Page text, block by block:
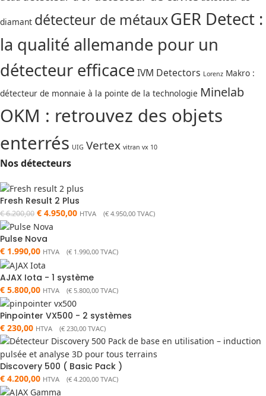
diamant détecteur de métauxGER Detect :
la qualité allemande pour un
détecteur efficace IVM Detectors Lorenz Makro :
détecteur de monnaie à la pointe de la technologie Minelab
OKM : retrouvez des objets
enterrés UIG Vertex vitran vx 10
Nos détecteurs
Fresh Result 2 Plus
€6.200,00 € 4.950,00 HTVA (€ 4.950,00 TVAC)
Pulse Nova
€ 1.990,00 HTVA (€ 1.990,00 TVAC)
AJAX Iota - 1 système
€ 5.800,00 HTVA (€ 5.800,00 TVAC)
Pinpointer VX500 - 2 systèmes
€ 230,00 HTVA (€ 230,00 TVAC)
Discovery 500 ( Basic Pack )
€ 4.200,00 HTVA (€ 4.200,00 TVAC)